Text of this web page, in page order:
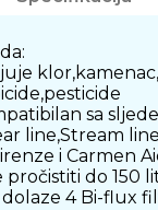
sa
line,Stream
i Carmen
pročistiti do 150
dolaze 4 Bi-flux